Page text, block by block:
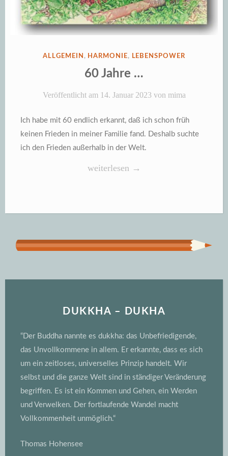
VERÖFFENTLICHT
ALLGEMEIN , HARMONIE, LEBENSPOWER
60 Jahre …
Veröffentlicht am 14. Januar 2023 von mima
Ich habe mit 60 endlich erkannt, daß ich schon früh
keinen Frieden in meiner Familie fand. Deshalb suchte
ich den Frieden außerhalb in der Welt.
„60
weiterlesen →
DUKKHA – DUKHA
“Der Buddha nannte es dukkha: das Unbefriedigende,
das Unvollkommene in allem. Er erkannte, dass es sich
um ein zeitloses, universelles Prinzip handelt. Wir
selbst und die ganze Welt sind in ständiger Veränderung
begriffen. Es ist ein Kommen und Gehen, ein Werden
und Verwelken. Der fortlaufende Wandel macht
Vollkommenheit unmöglich.“
Thomas Hohensee